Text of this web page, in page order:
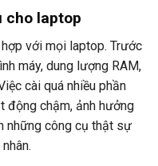
cho laptop
với mọi laptop. Trước
máy, dung lượng RAM,
cài quá nhiều phần
động chậm, ảnh hưởng
những công cụ thật sự